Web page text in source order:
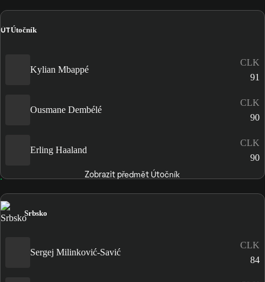
ÚTÚtočník
Kylian Mbappé
CLK
91
Ousmane Dembélé
CLK
90
Erling Haaland
CLK
90
Zobrazit předmět Útočník
Srbsko
Sergej Milinković-Savić
CLK
84